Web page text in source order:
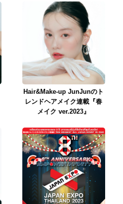
Hair&Make-up JunJunのト
レンドヘアメイク連載『春
メイク ver.2023』